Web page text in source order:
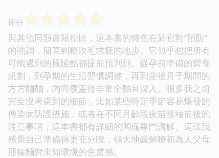
评分 ☆☆☆☆☆
與其他同類書籍相比，這本書的特色在於它對“預防”
的強調，簡直到瞭吹毛求疵的地步。它似乎想把所有
可能遇到的風險點都提前預判到。從孕前準備的營養
規劃，到孕期的生活習慣調整，再到産後月子期間的
方方麵麵，內容覆蓋得非常全麵且深入。很多我之前
完全沒考慮到的細節，比如某些特定季節容易爆發的
傳染病防護措施，或者在不同月齡段疫苗接種前後的
注意事項，這本書都有詳細的闆塊專門講解。這讓我
感覺自己準備得更充分瞭，極大地緩解瞭初為人父母
那種麵對未知環境的焦慮感。